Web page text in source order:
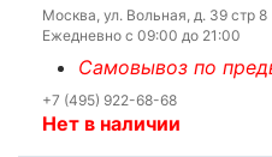
Москва, ул. Вольная, д. 39 стр 8
Ежедневно с 09:00 до 21:00
Самовывоз по
+7 (495) 922-68-68
Нет в наличии